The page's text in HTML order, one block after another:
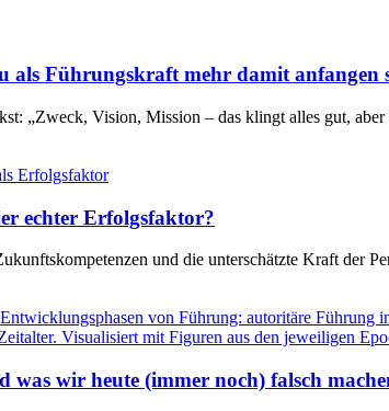
als Führungskraft mehr damit anfangen
„Zweck, Vision, Mission – das klingt alles gut,
echter Erfolgsfaktor?
und die unterschätzte Kraft der
was wir heute (immer noch) falsch